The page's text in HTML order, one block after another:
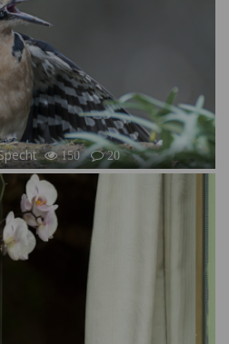
150 20